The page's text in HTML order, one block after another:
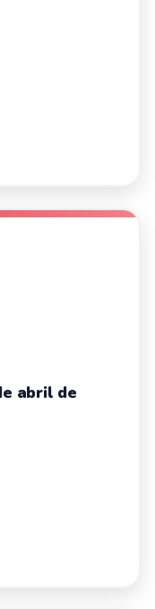
abril de